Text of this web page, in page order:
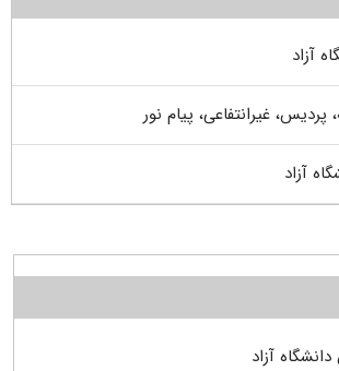
آزاد
غیرانتفاعی، پیام نور
آزاد
آزاد